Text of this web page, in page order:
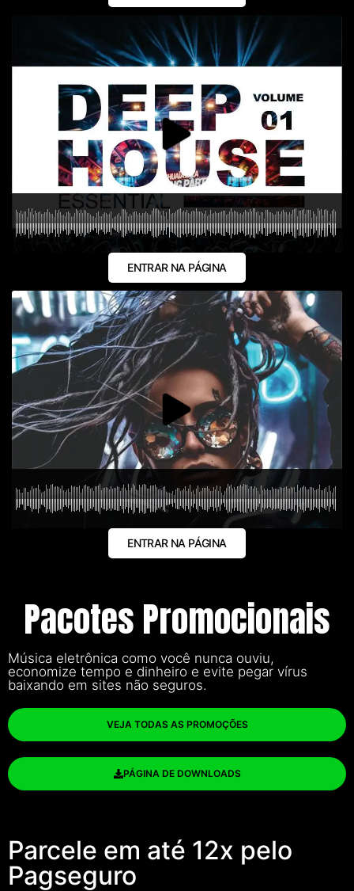
ENTRAR NA PÁGINA
ENTRAR NA PÁGINA
Pacotes Promocionais
Música eletrônica como você nunca ouviu,
economize tempo e dinheiro e evite pegar vírus
baixando em sites não seguros.
VEJA TODAS AS PROMOÇÕES
PÁGINA DE DOWNLOADS
Parcele em até 12x pelo
Pagseguro